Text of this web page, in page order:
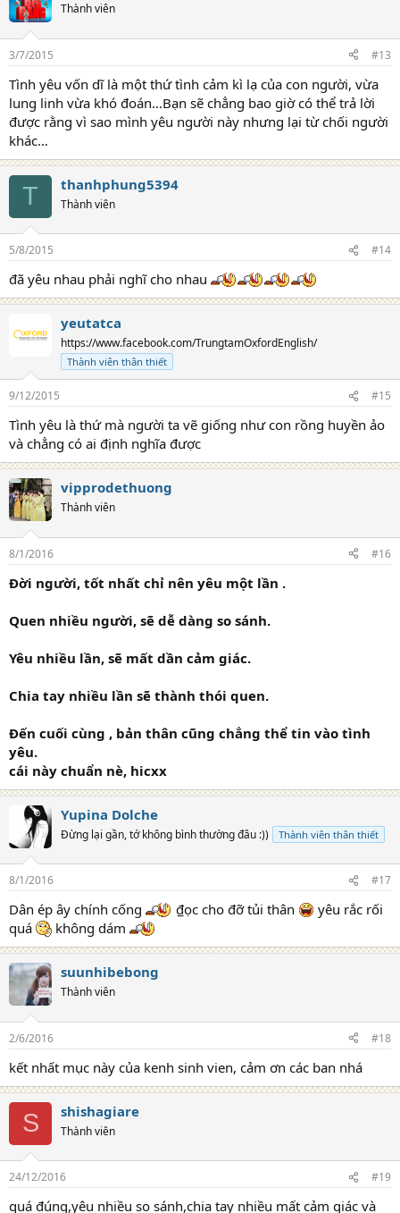
Thành viên
3/7/2015 #13
Tình yêu vốn dĩ là một thứ tình cảm kì lạ của con người, vừa
lung linh vừa khó đoán…Bạn sẽ chẳng bao giờ có thể trả lời
được rằng vì sao mình yêu người này nhưng lại từ chối người
khác…
T thanhphung5394
Thành viên
5/8/2015 #14
đã yêu nhau phải nghĩ cho nhau
yeutatca
https://www.facebook.com/TrungtamOxfordEnglish/
Thành viên thân thiết
9/12/2015 #15
Tình yêu là thứ mà người ta vẽ giống như con rồng huyền ảo
và chẳng có ai định nghĩa được
vipprodethuong
Thành viên
8/1/2016 #16
Đời người, tốt nhất chỉ nên yêu một lần .
Quen nhiều người, sẽ dễ dàng so sánh.
Yêu nhiều lần, sẽ mất dần cảm giác.
Chia tay nhiều lần sẽ thành thói quen.
Đến cuối cùng , bản thân cũng chẳng thể tin vào tình
yêu.
cái này chuẩn nè, hicxx
Yupina Dolche
Đừng lại gần, tớ không bình thường đâu :)) Thành viên thân thiết
8/1/2016 #17
Dân ép ây chính cống ₫ọc cho đỡ tủi thân
yêu rắc rối
quá
không dám
suunhibebong
Thành viên
2/6/2016 #18
kết nhất mục này của kenh sinh vien, cảm ơn các ban nhá
S shishagiare
Thành viên
24/12/2016 #19
quá đúng,yêu nhiều so sánh,chia tay nhiều mất cảm giác và